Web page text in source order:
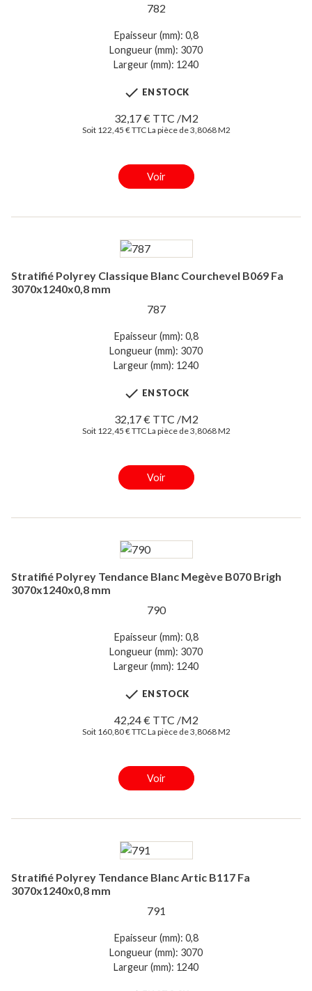
782
Epaisseur (mm): 0,8
Longueur (mm): 3070
Largeur (mm): 1240
 EN STOCK
32,17 € TTC /M2
Soit 122,45 € TTC La pièce de 3,8068 M2
Voir
Stratifié Polyrey Classique Blanc Courchevel B069 Fa
3070x1240x0,8 mm
787
Epaisseur (mm): 0,8
Longueur (mm): 3070
Largeur (mm): 1240
 EN STOCK
32,17 € TTC /M2
Soit 122,45 € TTC La pièce de 3,8068 M2
Voir
Stratifié Polyrey Tendance Blanc Megève B070 Brigh
3070x1240x0,8 mm
790
Epaisseur (mm): 0,8
Longueur (mm): 3070
Largeur (mm): 1240
 EN STOCK
42,24 € TTC /M2
Soit 160,80 € TTC La pièce de 3,8068 M2
Voir
Stratifié Polyrey Tendance Blanc Artic B117 Fa
3070x1240x0,8 mm
791
Epaisseur (mm): 0,8
Longueur (mm): 3070
Largeur (mm): 1240